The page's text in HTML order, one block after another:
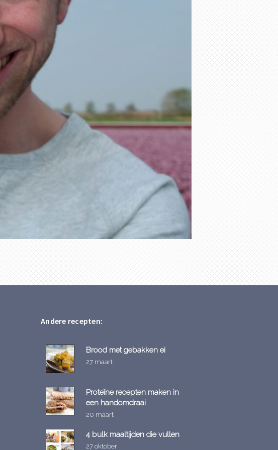
Andere recepten:
Brood met gebakken ei
27 maart
Proteïne recepten maken in
een handomdraai
20 maart
4 bulk maaltijden die vullen
27 oktober